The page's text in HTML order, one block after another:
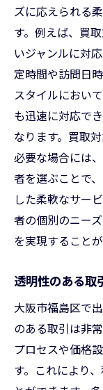
ズに応えられる
す。例えば、買
いジャンルに対
定時間や訪問日
スタイルにおい
も迅速に対応で
なります。買取
必要な場合には
者を選ぶことで
した柔軟なサー
者の個別のニー
を実現することが
透明性のある取
大阪市福島区で
のある取引は非
プロセスや価格
す。これにより